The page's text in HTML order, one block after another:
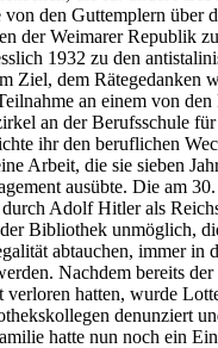
den Guttemplern über
der Weimarer Republik
1932 zu den
Ziel, dem Rätegedanken
an einem von den
an der Berufsschule
ihr den beruflichen
Arbeit, die sie sieben
ausübte. Die am
Adolf Hitler als
Bibliothek unmöglich,
abtauchen, immer in
Nachdem bereits
hatten, wurde
denunziert
hatte nun noch ein